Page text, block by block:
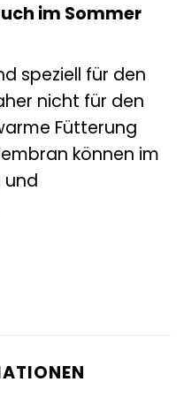
im Sommer
speziell für den
nicht für den
Fütterung
können im
und